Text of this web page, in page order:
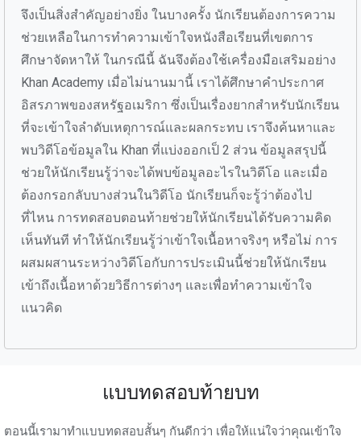
จึงเป็นสิ่งสำคัญอย่างยิ่ง ในบางครั้ง นักเรียนต้องการความ
ช่วยเหลือในการทำความเข้าใจหนังสือเรียนที่เขตการ
ศึกษาจัดหาให้ ในกรณีนี้ ฉันจึงต้องใช้เครื่องมือเสริมอย่าง
Khan Academy เมื่อไม่นานมานี้ เราได้ศึกษาคำประกาศ
อิสรภาพของสหรัฐอเมริกา ซึ่งเป็นเรื่องยากสำหรับนักเรียน
ที่จะเข้าใจลำดับเหตุการณ์และผลกระทบ เราจึงค้นหาและ
พบวิดีโอข้อมูลใน Khan ที่แบ่งออกเป็ 2 ส่วน ข้อมูลสรุปนี้
ช่วยให้นักเรียนรู้ว่าจะได้พบข้อมูลอะไรในวิดีโอ และเมื่อ
ต้องกรอกลับบางส่วนในวิดีโอ นักเรียนก็จะรู้ว่าต้องไป
ที่ไหน การทดสอบตอนท้ายช่วยให้นักเรียนได้รับความคิด
เห็นทันที ทำให้นักเรียนรู้ว่าเข้าใจเนื้อหาจริงๆ หรือไม่ การ
ผสมผสานระหว่างวิดีโอกับการประเมินนี้ช่วยให้นักเรียน
เข้าถึงเนื้อหาด้วยวิธีการต่างๆ และเพื่อทำความเข้าใจ
แนวคิด
แบบทดสอบท้ายบท
ตอนนี้เรามาทำแบบทดสอบสั้นๆ กันดีกว่า เพื่อให้แน่ใจว่าคุณเข้าใจ